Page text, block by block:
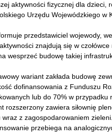
aktywności fizycznej dla dzieci,
Urzędu Wojewódzkiego w
przedstawiciel wojewody,
znajdują się w
wesprzeć budowę takiej
wariant zakłada budowę
dofinansowania z Funduszu
lub do 70% w przypadku
rozszerzony zawiera siłownię
wraz z zagospodarowaniem
przebiega na